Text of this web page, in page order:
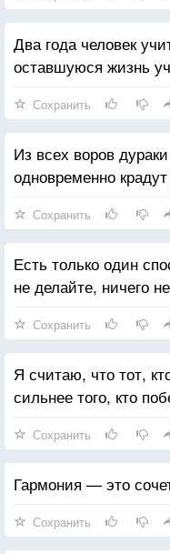
Два года человек
оставшуюся жизнь
Сохранить
Из всех воров
одновременно
Сохранить
Есть только один
не делайте, ничего
Сохранить
Я считаю, что тот,
сильнее того, кто
Сохранить
Гармония — это
Сохранить